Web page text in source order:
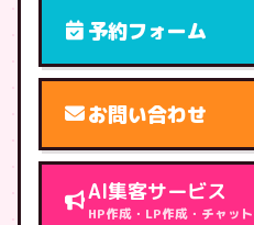
予約フォーム
お問い合わせ
AI集客サービス
HP作成・LP作成・チャッ